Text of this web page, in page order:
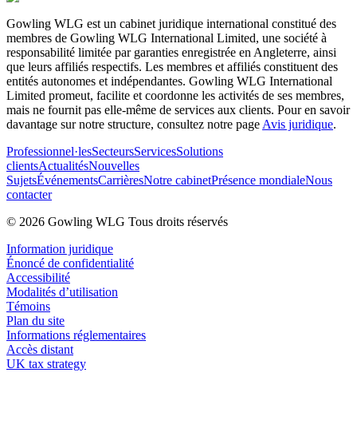
Gowling WLG est un cabinet juridique international constitué des
membres de Gowling WLG International Limited, une société à
responsabilité limitée par garanties enregistrée en Angleterre, ainsi
que leurs affiliés respectifs. Les membres et affiliés constituent des
entités autonomes et indépendantes. Gowling WLG International
Limited promeut, facilite et coordonne les activités de ses membres,
mais ne fournit pas elle-même de services aux clients. Pour en savoir
davantage sur notre structure, consultez notre page Avis juridique.
Professionnel·lesSecteursServicesSolutions
clientsActualitésNouvelles
SujetsÉvénementsCarrièresNotre cabinetPrésence mondialeNous
contacter
© 2026 Gowling WLG Tous droits réservés
Information juridique
Énoncé de confidentialité
Accessibilité
Modalités d’utilisation
Témoins
Plan du site
Informations réglementaires
Accès distant
UK tax strategy